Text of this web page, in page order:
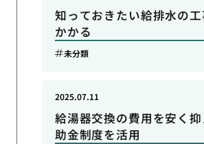
知っておきたい給排水の
かかる
未分類
給湯器交換の費用を安く
助金制度を活用
2025.07.11